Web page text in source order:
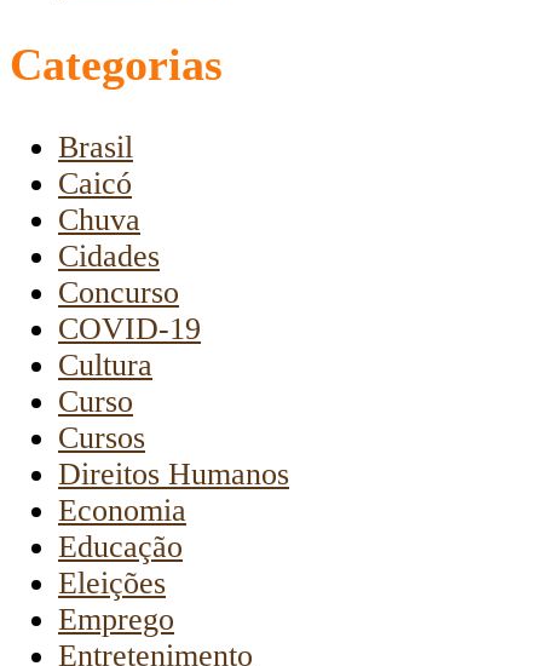
Categorias
Brasil
Caicó
Chuva
Cidades
Concurso
COVID-19
Cultura
Curso
Cursos
Direitos Humanos
Economia
Educação
Eleições
Emprego
Entretenimento